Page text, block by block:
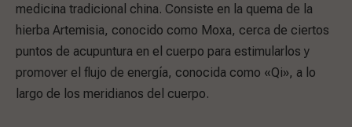
medicina tradicional china. Consiste en la quema de la
hierba Artemisia, conocido como Moxa, cerca de ciertos
puntos de acupuntura en el cuerpo para estimularlos y
promover el flujo de energía, conocida como «Qi», a lo
largo de los meridianos del cuerpo.